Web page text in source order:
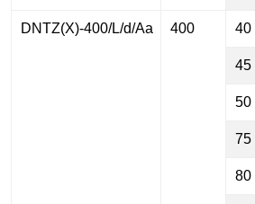
DNTZ(X)-400/L/d/Aa 400 40
45
50
75
80